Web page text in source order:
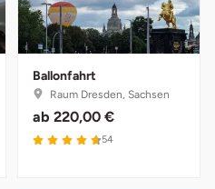
Ballonfahrt
Raum Dresden, Sachsen
ab 220,00 €
4.7 von 5
54